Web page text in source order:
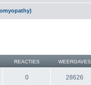
REACTIES WEERGAVES
0 28626